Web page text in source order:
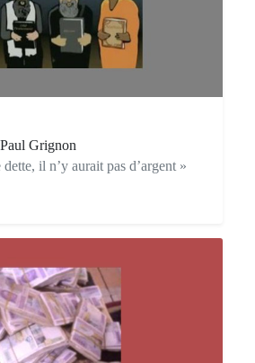
Grignon
il n’y aurait pas d’argent »